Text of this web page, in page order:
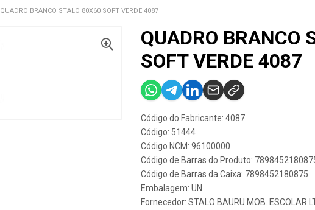
QUADRO BRANCO STALO 80X60 SOFT VERDE 4087
QUADRO BRANCO
SOFT VERDE 4087
Código do Fabricante: 4087
Código: 51444
Código NCM: 96100000
Código de Barras do Produto:
Código de Barras da Caixa: 7898452180875
Embalagem: UN
Fornecedor: STALO BAURU MOB. ESCOLAR